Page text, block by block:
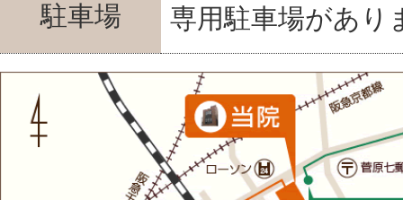
駐車場 専用駐車場があり